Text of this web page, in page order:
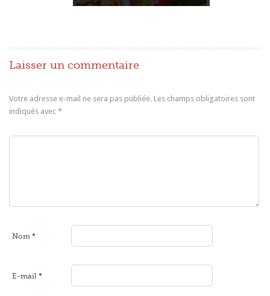
Laisser un commentaire
Votre adresse e-mail ne sera pas publiée. Les champs obligatoires sont
indiqués avec*
Nom*
E-mail*